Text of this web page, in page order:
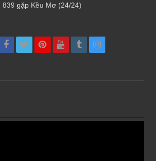
839 gặp Kều Mơ (24/24)